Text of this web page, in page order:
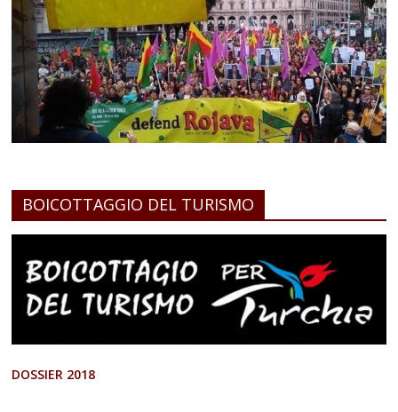
BOICOTTAGGIO DEL TURISMO
DOSSIER 2018